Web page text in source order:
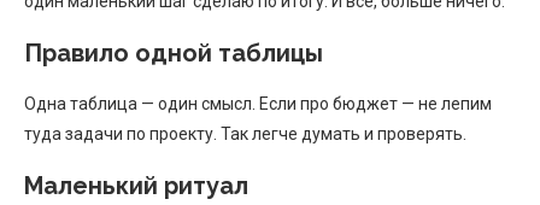
Правило одной таблицы
Одна таблица — один смысл. Если про бюджет — не лепим
туда задачи по проекту. Так легче думать и проверять.
Маленький ритуал